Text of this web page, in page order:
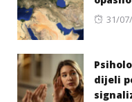
31/
dijeli